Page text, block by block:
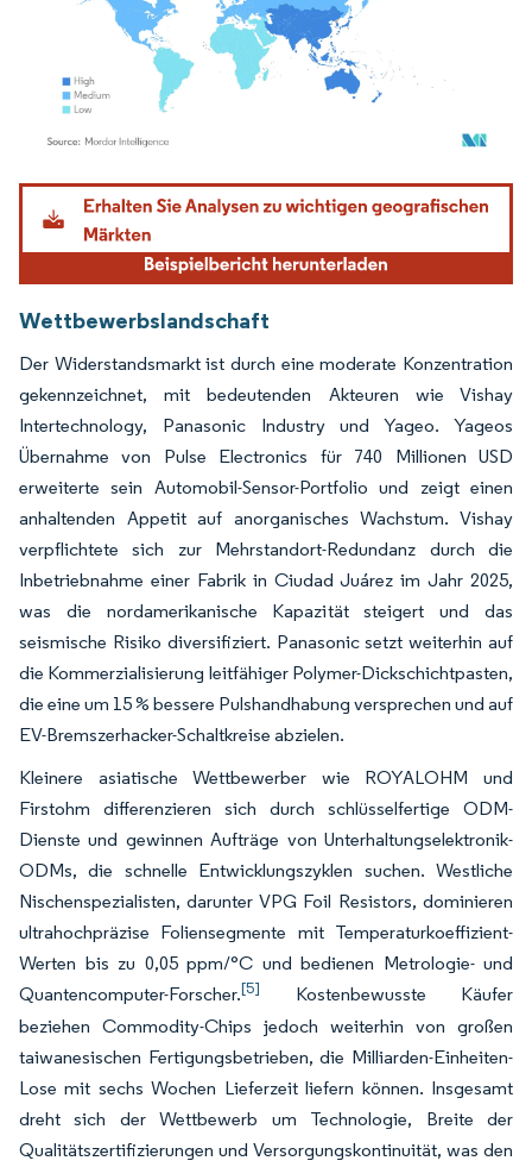
Bild © Mordor Intelligence. Wiederverwendung erfordert Namensnennung gemäß
Wettbewerbslandschaft
Der Widerstandsmarkt ist durch eine moderate Konzentration
gekennzeichnet, mit bedeutenden Akteuren wie Vishay
Intertechnology, Panasonic Industry und Yageo. Yageos
Übernahme von Pulse Electronics für 740 Millionen USD
erweiterte sein Automobil-Sensor-Portfolio und zeigt einen
anhaltenden Appetit auf anorganisches Wachstum. Vishay
verpflichtete sich zur Mehrstandort-Redundanz durch die
Inbetriebnahme einer Fabrik in Ciudad Juárez im Jahr 2025,
was die nordamerikanische Kapazität steigert und das
seismische Risiko diversifiziert. Panasonic setzt weiterhin auf
die Kommerzialisierung leitfähiger Polymer-Dickschichtpasten,
die eine um 15 % bessere Pulshandhabung versprechen und auf
EV-Bremszerhacker-Schaltkreise abzielen.
Kleinere asiatische Wettbewerber wie ROYALOHM und
Firstohm differenzieren sich durch schlüsselfertige ODM-
Dienste und gewinnen Aufträge von Unterhaltungselektronik-
ODMs, die schnelle Entwicklungszyklen suchen. Westliche
Nischenspezialisten, darunter VPG Foil Resistors, dominieren
ultrahochpräzise Foliensegmente mit Temperaturkoeffizient-
Werten bis zu 0,05 ppm/°C und bedienen Metrologie- und
Quantencomputer-Forscher.[5]
Kostenbewusste Käufer
beziehen Commodity-Chips jedoch weiterhin von großen
taiwanesischen Fertigungsbetrieben, die Milliarden-Einheiten-
Lose mit sechs Wochen Lieferzeit liefern können. Insgesamt
dreht sich der Wettbewerb um Technologie, Breite der
Qualitätszertifizierungen und Versorgungskontinuität, was den